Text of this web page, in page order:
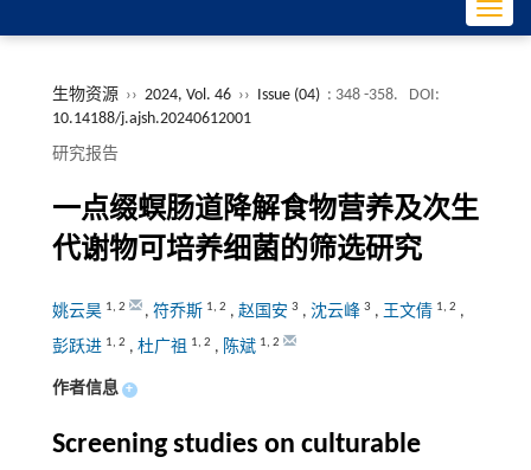
生物资源 ›› 2024, Vol. 46 ›› Issue (04) : 348 -358.
DOI:
10.14188/j.ajsh.20240612001
研究报告
一点缀螟肠道降解食物营养及次生
代谢物可培养细菌的筛选研究
姚云昊 1, 2 , 符乔斯 1, 2 , 赵国安 3 , 沈云峰 3 , 王文倩 1, 2 ,
彭跃进 1, 2 , 杜广祖 1, 2 , 陈斌 1, 2
作者信息 +
Screening studies on culturable